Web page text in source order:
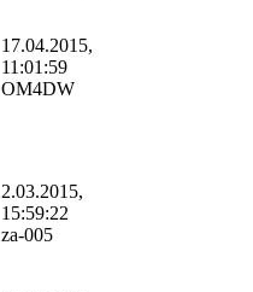
17.04.2015,
11:01:59
OM4DW
2.03.2015,
15:59:22
za-005